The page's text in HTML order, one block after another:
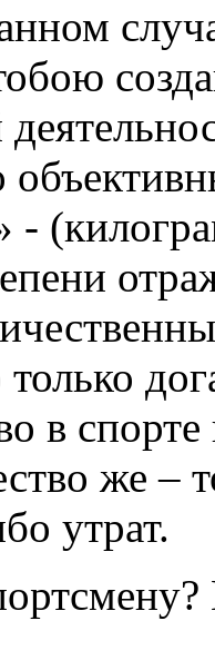
-
в
же –
утрат.